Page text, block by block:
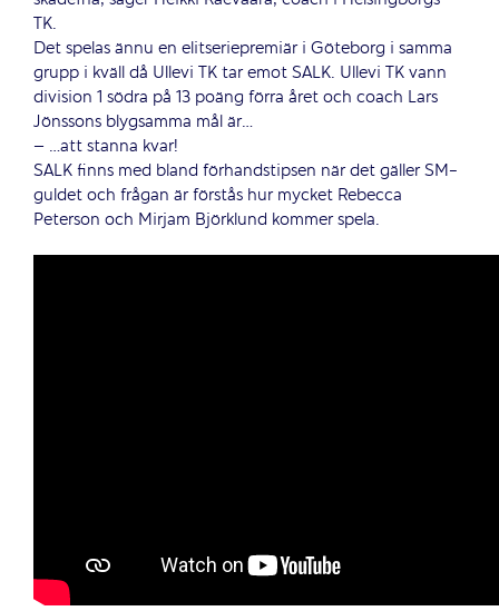
TK.
Det spelas ännu en elitseriepremiär i Göteborg i samma
grupp i kväll då Ullevi TK tar emot SALK. Ullevi TK vann
division 1 södra på 13 poäng förra året och coach Lars
Jönssons blygsamma mål är…
– …att stanna kvar!
SALK finns med bland förhandstipsen när det gäller SM-
guldet och frågan är förstås hur mycket Rebecca
Peterson och Mirjam Björklund kommer spela.